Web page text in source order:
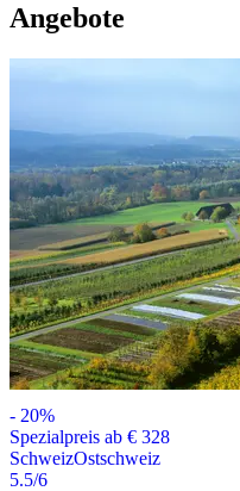
Angebote
- 20%
Spezialpreis ab € 328
SchweizOstschweiz
5.5/6